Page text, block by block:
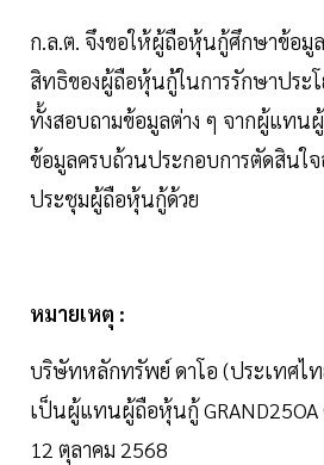
ก.ล.ต. จึงขอให้ผู้ถือหุ้นกู้ศึกษาข้อมู
สิทธิของผู้ถือหุ้นกู้ในการรักษาประ
ทั้งสอบถามข้อมูลต่าง ๆ จากผู้แทน
ข้อมูลครบถ้วนประกอบการตัดสินใจ
ประชุมผู้ถือหุ้นกู้ด้วย
หมายเหตุ :
บริษัทหลักทรัพย์ ดาโอ (ประเทศไ
เป็นผู้แทนผู้ถือหุ้นกู้
12 ตุลาคม 2568